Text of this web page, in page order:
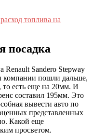
топлива на
посадка
Renault Sandero Stepway
компании пошли дальше,
то есть еще на 20мм. И
составил 195мм. Это
вывести авто по
представленных
Какой еще
просветом.